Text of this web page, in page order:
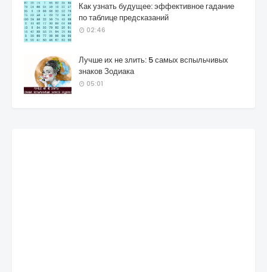
Как узнать будущее: эффективное гадание
по таблице предсказаний
02:46
Лучше их не злить: 5 самых вспыльчивых
знаков Зодиака
05:01